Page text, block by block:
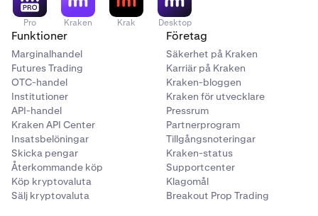
Pro Kraken Krak Desktop
Funktioner
Marginalhandel
Futures Trading
OTC-handel
Institutioner
API-handel
Kraken API Center
Insatsbelöningar
Skicka pengar
Återkommande köp
Köp kryptovaluta
Sälj kryptovaluta
Företag
Säkerhet på Kraken
Karriär på Kraken
Kraken-bloggen
Kraken för utvecklare
Pressrum
Partnerprogram
Tillgångsnoteringar
Kraken-status
Supportcenter
Klagomål
Breakout Prop Trading